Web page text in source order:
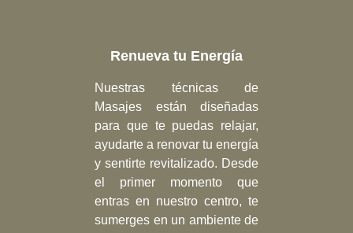
Renueva tu Energía
Nuestras técnicas de
Masajes están diseñadas
para que te puedas relajar,
ayudarte a renovar tu energía
y sentirte revitalizado. Desde
el primer momento que
entras en nuestro centro, te
sumerges en un ambiente de